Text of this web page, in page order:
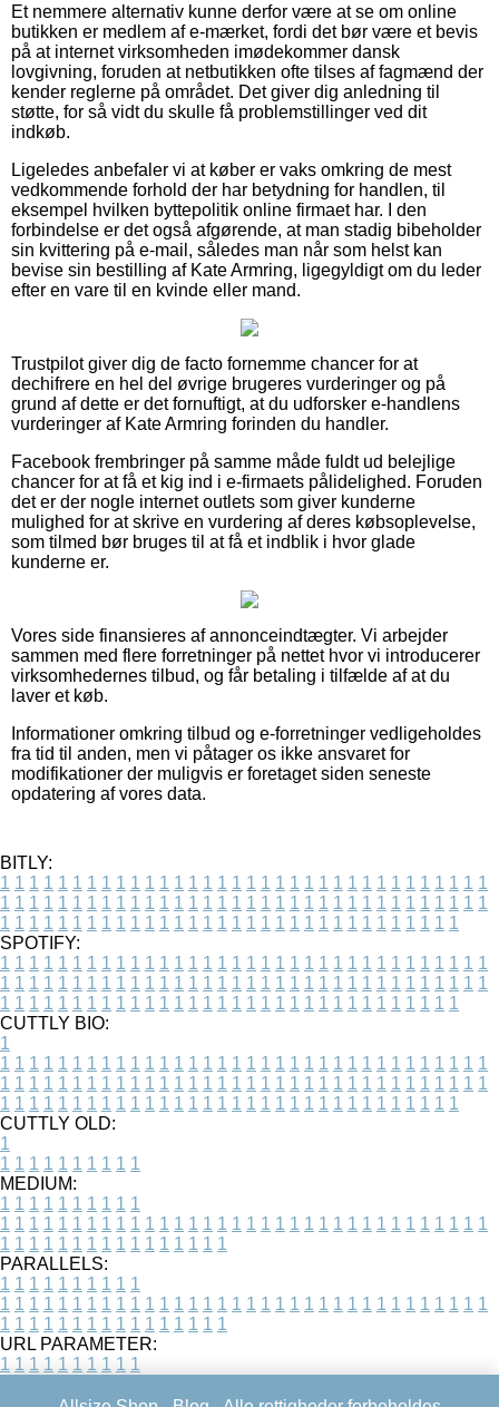
Et nemmere alternativ kunne derfor være at se om online
butikken er medlem af e-mærket, fordi det bør være et bevis
på at internet virksomheden imødekommer dansk
lovgivning, foruden at netbutikken ofte tilses af fagmænd der
kender reglerne på området. Det giver dig anledning til
støtte, for så vidt du skulle få problemstillinger ved dit
indkøb.
Ligeledes anbefaler vi at køber er vaks omkring de mest
vedkommende forhold der har betydning for handlen, til
eksempel hvilken byttepolitik online firmaet har. I den
forbindelse er det også afgørende, at man stadig bibeholder
sin kvittering på e-mail, således man når som helst kan
bevise sin bestilling af Kate Armring, ligegyldigt om du leder
efter en vare til en kvinde eller mand.
Trustpilot giver dig de facto fornemme chancer for at
dechifrere en hel del øvrige brugeres vurderinger og på
grund af dette er det fornuftigt, at du udforsker e-handlens
vurderinger af Kate Armring forinden du handler.
Facebook frembringer på samme måde fuldt ud belejlige
chancer for at få et kig ind i e-firmaets pålidelighed. Foruden
det er der nogle internet outlets som giver kunderne
mulighed for at skrive en vurdering af deres købsoplevelse,
som tilmed bør bruges til at få et indblik i hvor glade
kunderne er.
Vores side finansieres af annonceindtægter. Vi arbejder
sammen med flere forretninger på nettet hvor vi introducerer
virksomhedernes tilbud, og får betaling i tilfælde af at du
laver et køb.
Informationer omkring tilbud og e-forretninger vedligeholdes
fra tid til anden, men vi påtager os ikke ansvaret for
modifikationer der muligvis er foretaget siden seneste
opdatering af vores data.
BITLY:
1 1 1 1 1 1 1 1 1 1 1 1 1 1 1 1 1 1 1 1 1 1 1 1 1 1 1 1 1 1 1 1 1 1
1 1 1 1 1 1 1 1 1 1 1 1 1 1 1 1 1 1 1 1 1 1 1 1 1 1 1 1 1 1 1 1 1 1
1 1 1 1 1 1 1 1 1 1 1 1 1 1 1 1 1 1 1 1 1 1 1 1 1 1 1 1 1 1 1 1
SPOTIFY:
1 1 1 1 1 1 1 1 1 1 1 1 1 1 1 1 1 1 1 1 1 1 1 1 1 1 1 1 1 1 1 1 1 1
1 1 1 1 1 1 1 1 1 1 1 1 1 1 1 1 1 1 1 1 1 1 1 1 1 1 1 1 1 1 1 1 1 1
1 1 1 1 1 1 1 1 1 1 1 1 1 1 1 1 1 1 1 1 1 1 1 1 1 1 1 1 1 1 1 1
CUTTLY BIO:
1
1 1 1 1 1 1 1 1 1 1 1 1 1 1 1 1 1 1 1 1 1 1 1 1 1 1 1 1 1 1 1 1 1 1
1 1 1 1 1 1 1 1 1 1 1 1 1 1 1 1 1 1 1 1 1 1 1 1 1 1 1 1 1 1 1 1 1 1
1 1 1 1 1 1 1 1 1 1 1 1 1 1 1 1 1 1 1 1 1 1 1 1 1 1 1 1 1 1 1 1
CUTTLY OLD:
1
1 1 1 1 1 1 1 1 1 1
MEDIUM:
1 1 1 1 1 1 1 1 1 1
1 1 1 1 1 1 1 1 1 1 1 1 1 1 1 1 1 1 1 1 1 1 1 1 1 1 1 1 1 1 1 1 1 1
1 1 1 1 1 1 1 1 1 1 1 1 1 1 1 1
PARALLELS:
1 1 1 1 1 1 1 1 1 1
1 1 1 1 1 1 1 1 1 1 1 1 1 1 1 1 1 1 1 1 1 1 1 1 1 1 1 1 1 1 1 1 1 1
1 1 1 1 1 1 1 1 1 1 1 1 1 1 1 1
URL PARAMETER:
1 1 1 1 1 1 1 1 1 1